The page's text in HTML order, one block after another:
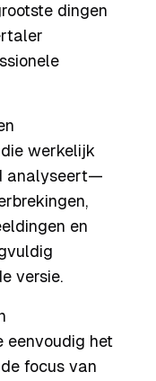
dingen
werkelijk
analyseert—
en
versie.
eenvoudig het
focus van